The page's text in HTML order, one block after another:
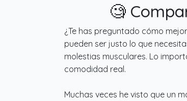
🧐
¿Te has preguntado cómo
pueden ser justo lo que
molestias musculares. Lo
comodidad real.
Muchas veces he visto que un